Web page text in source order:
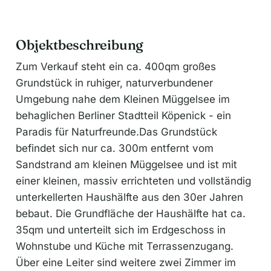
Objektbeschreibung
Zum Verkauf steht ein ca. 400qm großes
Grundstück in ruhiger, naturverbundener
Umgebung nahe dem Kleinen Müggelsee im
behaglichen Berliner Stadtteil Köpenick - ein
Paradis für Naturfreunde.Das Grundstück
befindet sich nur ca. 300m entfernt vom
Sandstrand am kleinen Müggelsee und ist mit
einer kleinen, massiv errichteten und vollständig
unterkellerten Haushälfte aus den 30er Jahren
bebaut. Die Grundfläche der Haushälfte hat ca.
35qm und unterteilt sich im Erdgeschoss in
Wohnstube und Küche mit Terrassenzugang.
Über eine Leiter sind weitere zwei Zimmer im